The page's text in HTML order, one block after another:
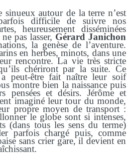
autour de la terre n’est
difficile de suivre nos
heureusement disséminées
pas lasser, Gérard Janichon
la genèse de l’aventure.
en herbes, minots, dans une
rencontre. La vie très stricte
chériront par la suite. Ce
peut-être fait naître leur soif
montre bien la naissance puis
pensées et désirs. Jérôme et
imaginé leur tour du monde,
propre moyen de transport :
le globe sont si intenses,
(dans tous les sens du terme)
parfois chargé puis, comme
sans crier gare, il devient en